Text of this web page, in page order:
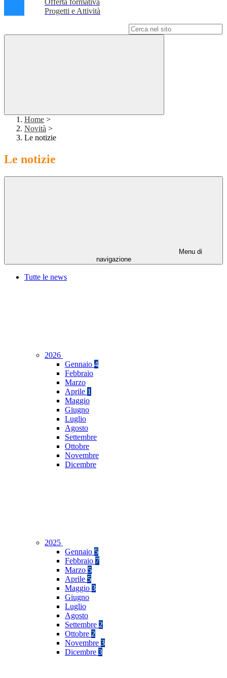
Offerta formativa
Progetti e Attività
Home >
Novità >
Le notizie
Le notizie
Menu di
navigazione
Tutte le news
2026
Gennaio 4
Febbraio
Marzo
Aprile 1
Maggio
Giugno
Luglio
Agosto
Settembre
Ottobre
Novembre
Dicembre
2025
Gennaio 5
Febbraio 7
Marzo 5
Aprile 5
Maggio 3
Giugno
Luglio
Agosto
Settembre 2
Ottobre 2
Novembre 3
Dicembre 3